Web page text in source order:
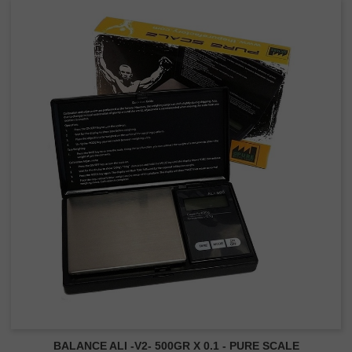
BALANCE ALI -V2- 500GR X 0.1 - PURE SCALE